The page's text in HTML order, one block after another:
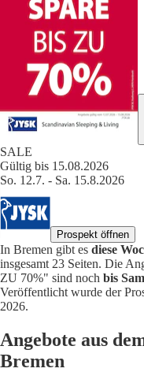
SALE
Gültig bis 15.08.2026
So. 12.7. - Sa. 15.8.2026
Prospekt öffnen
In Bremen gibt es diese
insgesamt 23 Seiten. Die
ZU 70%" sind noch bis
Veröffentlicht wurde der
2026.
Angebote aus
Bremen